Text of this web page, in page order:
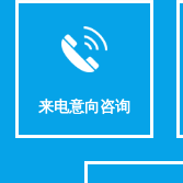
来电意向咨询